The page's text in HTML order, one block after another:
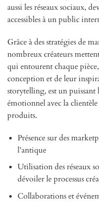
aussi les réseaux sociaux,
accessibles à un public
Grâce à des stratégies de
nombreux créateurs
qui entourent chaque
conception et de leur
storytelling, est un
émotionnel avec la
produits.
Présence sur des
l’antique
Utilisation des réseaux
dévoiler le processus
Collaborations et